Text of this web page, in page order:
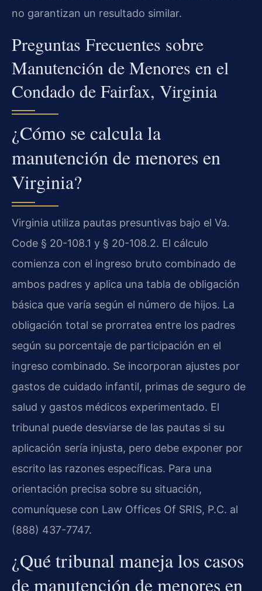
no garantizan un resultado similar.
Preguntas Frecuentes sobre
Manutención de Menores en el
Condado de Fairfax, Virginia
¿Cómo se calcula la
manutención de menores en
Virginia?
Virginia utiliza pautas presuntivas bajo el Va.
Code § 20-108.1 y § 20-108.2. El cálculo
comienza con el ingreso bruto combinado de
ambos padres y aplica una tabla de obligación
básica que varía según el número de hijos. La
obligación total se prorratea entre los padres
según su porcentaje de participación en el
ingreso combinado. Se incorporan ajustes por
gastos de cuidado infantil, primas de seguro de
salud y gastos médicos experimentado. El
tribunal puede desviarse de las pautas si su
aplicación sería injusta, pero debe exponer por
escrito las razones específicas. Para una
orientación precisa sobre su situación,
comuníquese con Law Offices Of SRIS, P.C. al
(888) 437-7747.
¿Qué tribunal maneja los casos
de manutención de menores en